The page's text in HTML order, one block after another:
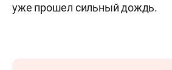
уже прошел сильный дождь.